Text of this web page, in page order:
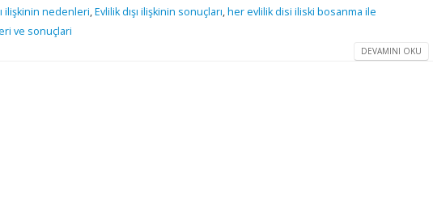
ilişkinin nedenleri,Evlilik dışı ilişkinin sonuçları,her evlilik disi iliski bosanma ile
ve sonuçlari
DEVAMINI OKU